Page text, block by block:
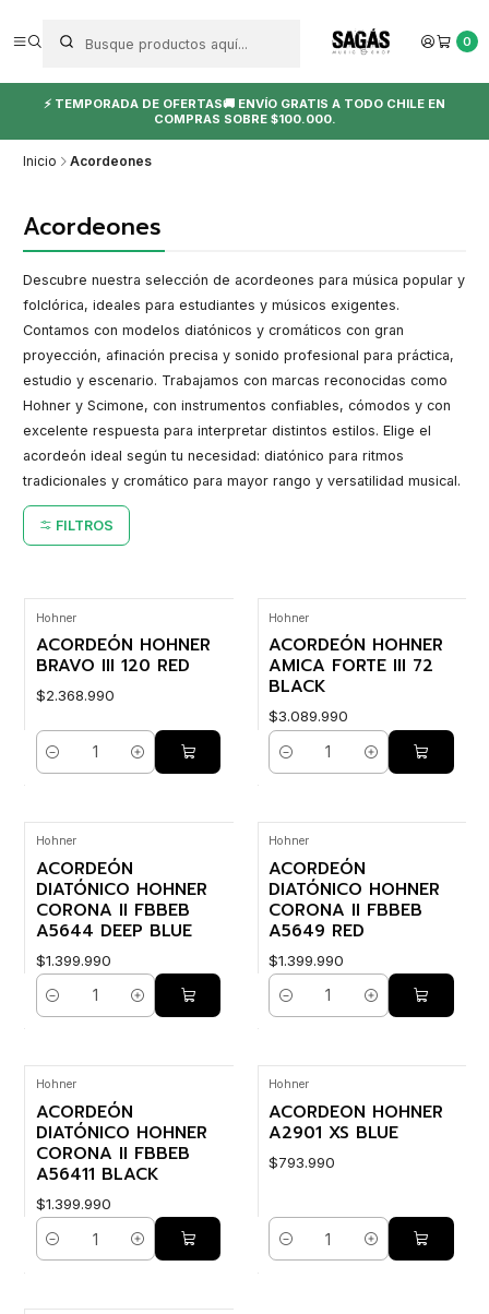
0
⚡ TEMPORADA DE OFERTAS🚚 ENVÍO GRATIS A TODO CHILE EN
COMPRAS SOBRE $100.000.
Inicio Acordeones
Acordeones
Descubre nuestra selección de acordeones para música popular y
folclórica, ideales para estudiantes y músicos exigentes.
Contamos con modelos diatónicos y cromáticos con gran
proyección, afinación precisa y sonido profesional para práctica,
estudio y escenario. Trabajamos con marcas reconocidas como
Hohner y Scimone, con instrumentos confiables, cómodos y con
excelente respuesta para interpretar distintos estilos. Elige el
acordeón ideal según tu necesidad: diatónico para ritmos
tradicionales y cromático para mayor rango y versatilidad musical.
FILTROS
Hohner
ACORDEÓN HOHNER
BRAVO III 120 RED
$2.368.990
Cantidad
Hohner
ACORDEÓN HOHNER
AMICA FORTE III 72
BLACK
$3.089.990
Cantidad
Hohner
ACORDEÓN
DIATÓNICO HOHNER
CORONA II FBBEB
A5644 DEEP BLUE
$1.399.990
Cantidad
Hohner
ACORDEÓN
DIATÓNICO HOHNER
CORONA II FBBEB
A5649 RED
$1.399.990
Cantidad
Hohner
ACORDEÓN
DIATÓNICO HOHNER
CORONA II FBBEB
A56411 BLACK
$1.399.990
Cantidad
Hohner
ACORDEON HOHNER
A2901 XS BLUE
$793.990
Cantidad